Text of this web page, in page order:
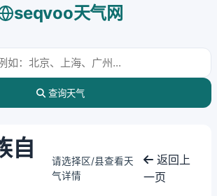
seqvoo天气网
查询天气
自
请选择区/县查看天
气详情
返回上
一页